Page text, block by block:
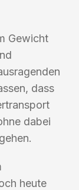
Gewicht
dass
dabei
heute